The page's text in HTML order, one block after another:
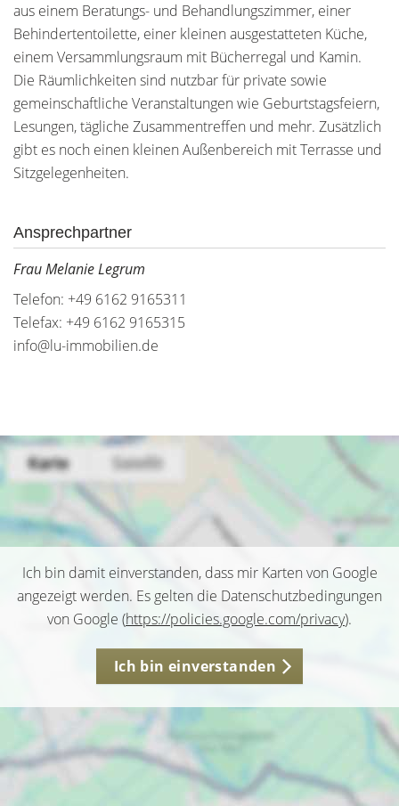
aus einem Beratungs- und Behandlungszimmer, einer
Behindertentoilette, einer kleinen ausgestatteten Küche,
einem Versammlungsraum mit Bücherregal und Kamin.
Die Räumlichkeiten sind nutzbar für private sowie
gemeinschaftliche Veranstaltungen wie Geburtstagsfeiern,
Lesungen, tägliche Zusammentreffen und mehr. Zusätzlich
gibt es noch einen kleinen Außenbereich mit Terrasse und
Sitzgelegenheiten.
Ansprechpartner
Frau Melanie Legrum
Telefon: +49 6162 9165311
Telefax: +49 6162 9165315
info@lu-immobilien.de
Ich bin damit einverstanden, dass mir Karten von Google
angezeigt werden. Es gelten die Datenschutzbedingungen
von Google (https://policies.google.com/privacy).
Ich bin einverstanden